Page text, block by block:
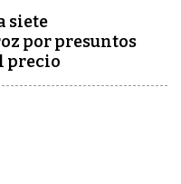
siete
por presuntos
precio